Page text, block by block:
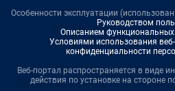
Особенности эксплуатации
Руководством
Описанием функциональных
Условиями использования
конфиденциальности
Веб-портал распространяется в виде
действия по установке на стороне